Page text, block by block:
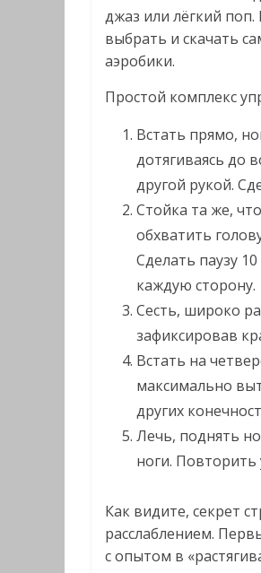
джаз или лёгкий
выбрать и скачать
аэробики.
Простой комплекс
Встать прямо,
дотягиваясь до
другой рукой.
Стойка та же,
обхватить
Сделать паузу
каждую сторону.
Сесть, широко
зафиксировав
Встать на
максимально
других
Лечь, поднять
ноги. Повторить
Как видите, секрет
расслаблением.
с опытом в